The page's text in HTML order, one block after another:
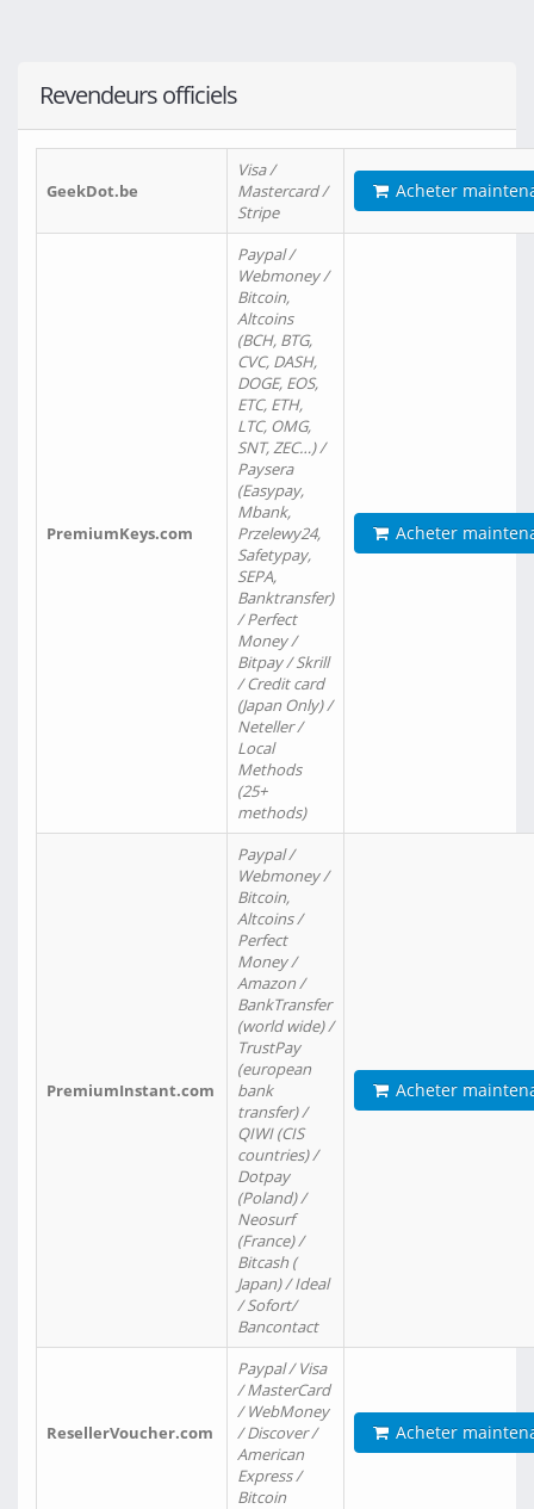
Revendeurs officiels
GeekDot.be
Visa /
Mastercard /
Stripe
Acheter
PremiumKeys.com
Paypal /
Webmoney /
Bitcoin,
Altcoins
(BCH, BTG,
CVC, DASH,
DOGE, EOS,
ETC, ETH,
LTC, OMG,
SNT, ZEC…) /
Paysera
(Easypay,
Mbank,
Przelewy24,
Safetypay,
SEPA,
Banktransfer)
/ Perfect
Money /
Bitpay / Skrill
/ Credit card
(Japan Only) /
Neteller /
Local
Methods
(25+
methods)
Acheter
PremiumInstant.com
Paypal /
Webmoney /
Bitcoin,
Altcoins /
Perfect
Money /
Amazon /
BankTransfer
(world wide) /
TrustPay
(european
bank
transfer) /
QIWI (CIS
countries) /
Dotpay
(Poland) /
Neosurf
(France) /
Bitcash (
Japan) / Ideal
/ Sofort/
Bancontact
Acheter
ResellerVoucher.com
Paypal / Visa
/ MasterCard
/ WebMoney
/ Discover /
American
Express /
Bitcoin
Acheter